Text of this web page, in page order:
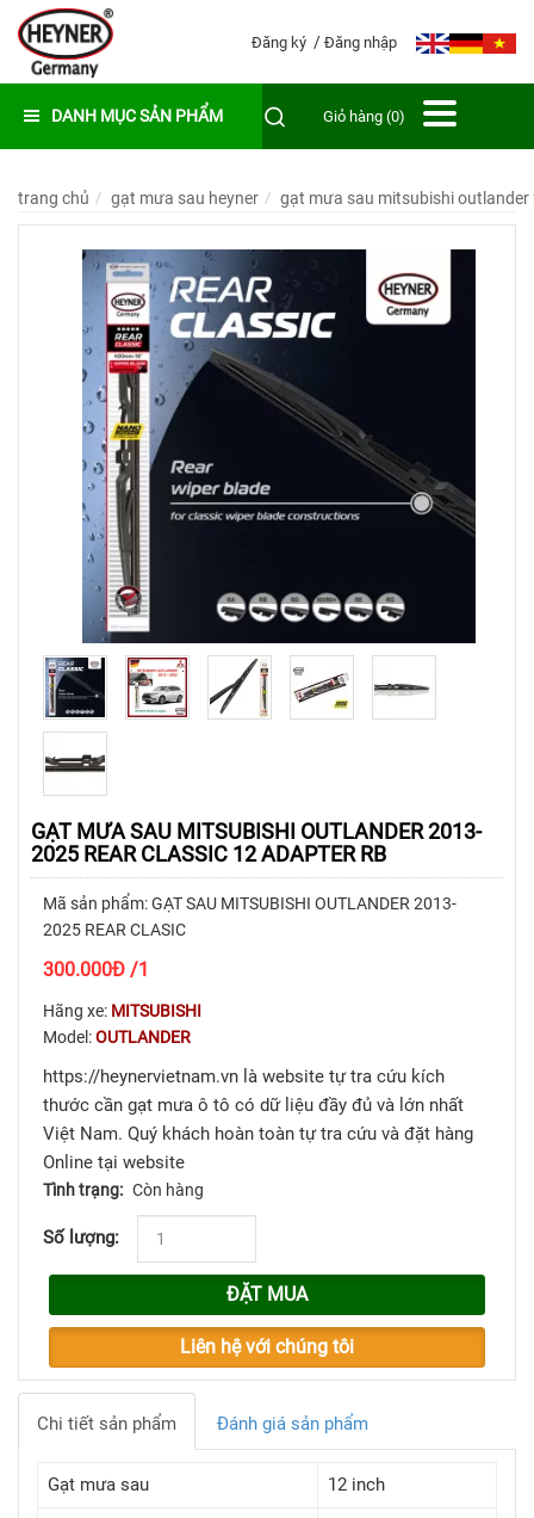
Đăng ký Đăng nhập
DANH MỤC SẢN PHẨM Giỏ hàng (0)
trang chủ gạt mưa sau heyner gạt mưa sau mitsubishi
GẠT MƯA SAU MITSUBISHI OUTLANDER 2013-
2025 REAR CLASSIC 12 ADAPTER RB
Mã sản phẩm: GẠT SAU MITSUBISHI OUTLANDER 2013-
2025 REAR CLASIC
300.000Đ /1
Hãng xe: MITSUBISHI
Model:OUTLANDER
https://heynervietnam.vn là website tự tra cứu kích
thước cần gạt mưa ô tô có dữ liệu đầy đủ và lớn nhất
Việt Nam. Quý khách hoàn toàn tự tra cứu và đặt hàng
Online tại website
Tình trạng: Còn hàng
Số lượng:
ĐẶT MUA
Liên hệ với chúng tôi
Chi tiết sản phẩm Đánh giá sản phẩm
Gạt mưa sau 12 inch